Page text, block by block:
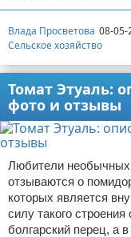
Влада Просветова 08-05-
Сельское хозяйство
Томат Этуаль:
фото и отзывы
Любители необычных
отзываются о
которых является
силу такого
болгарский перец, а